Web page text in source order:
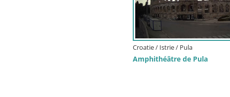
Croatie / Istrie / Pula
Amphithéâtre de Pula